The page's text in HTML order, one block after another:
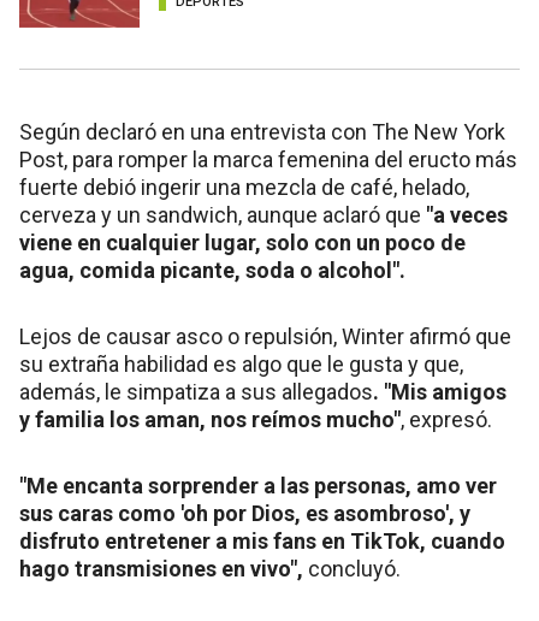
Según declaró en una entrevista con The New York
Post, para romper la marca femenina del eructo más
fuerte debió ingerir una mezcla de café, helado,
cerveza y un sandwich, aunque aclaró que "a veces
viene en cualquier lugar, solo con un poco de
agua, comida picante, soda o alcohol".
Lejos de causar asco o repulsión, Winter afirmó que
su extraña habilidad es algo que le gusta y que,
además, le simpatiza a sus allegados. "Mis amigos
y familia los aman, nos reímos mucho", expresó.
"Me encanta sorprender a las personas, amo ver
sus caras como 'oh por Dios, es asombroso', y
disfruto entretener a mis fans en TikTok, cuando
hago transmisiones en vivo", concluyó.